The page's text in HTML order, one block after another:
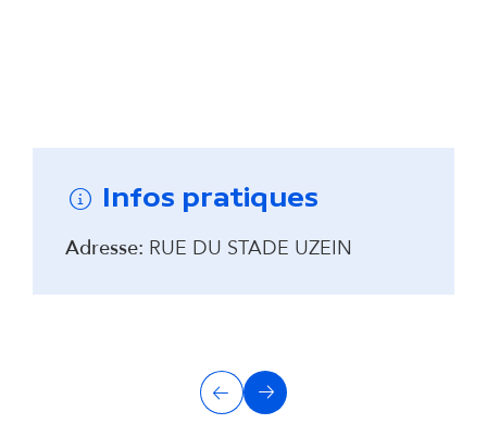
Infos pratiques
Adresse: RUE DU STADE UZEIN
PrécédentSuivant